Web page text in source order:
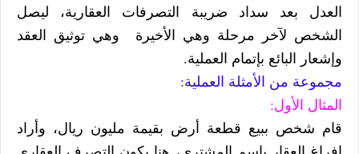
العدل بعد سداد ضريبة التصرفات العقارية، ليصل
الشخص لآخر مرحلة وهي الأخيرة وهي توثيق العقد
وإشعار البائع بإتمام العملية.
مجموعة من الأمثلة العملية:
المثال الأول:
قام شخص ببيع قطعة أرض بقيمة مليون ريال، وأراد